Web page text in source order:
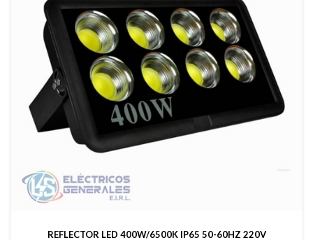
REFLECTOR LED 400W/6500K IP65 50-60HZ 220V